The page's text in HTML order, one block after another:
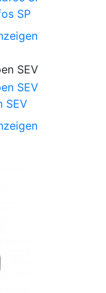
SP
SEV